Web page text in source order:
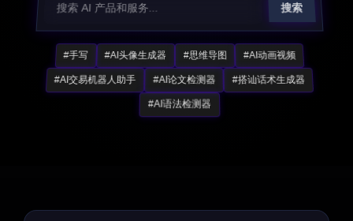
搜索
#手写 #AI头像生成器 #思维导图 #AI动画视频
#AI交易机器人助手 #AI论文检测器 #搭讪话术生成器
#AI语法检测器